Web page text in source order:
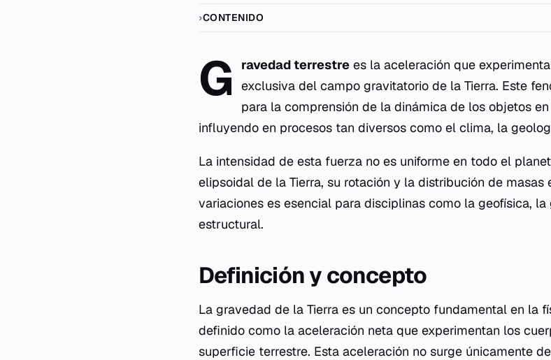
CONTENIDO
G ravedad terrestre es la aceleración que
exclusiva del campo gravitatorio de la Tierra. Este
para la comprensión de la dinámica de los objetos
influyendo en procesos tan diversos como el clima, la
La intensidad de esta fuerza no es uniforme en todo el
elipsoidal de la Tierra, su rotación y la distribución de masas
variaciones es esencial para disciplinas como la geofísica,
estructural.
Definición y concepto
La gravedad de la Tierra es un concepto fundamental en la
definido como la aceleración neta que experimentan los
superficie terrestre. Esta aceleración no surge únicamente